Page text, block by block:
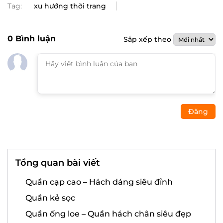
Tag: xu hướng thời trang
0 Bình luận Sắp xếp theo
Đăng
Tổng quan bài viết
Quần cạp cao – Hách dáng siêu đỉnh
Quần kẻ sọc
Quần ống loe – Quần hách chân siêu đẹp